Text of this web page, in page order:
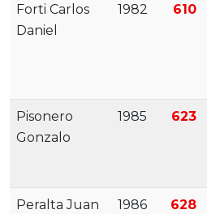
Forti Carlos
Daniel
1982 610
Pisonero
Gonzalo
1985 623
Peralta Juan
1986 628